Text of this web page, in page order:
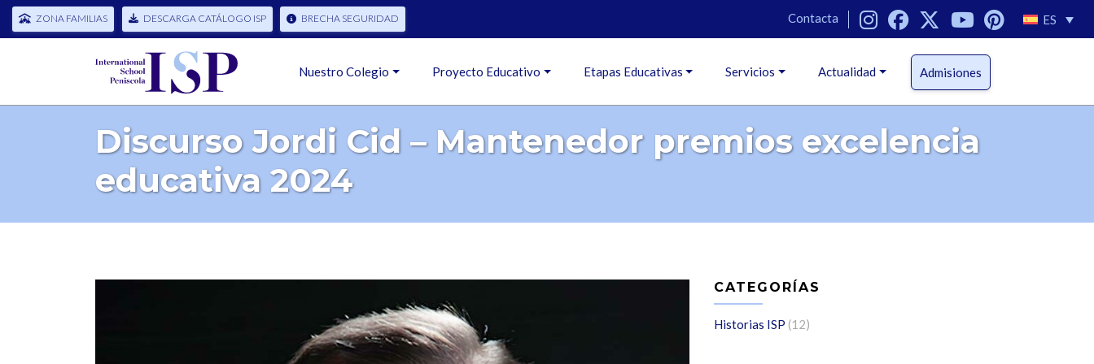
ZONA FAMILIAS DESCARGA CATÁLOGO ISP BRECHA SEGURIDAD Contacta ES
Nuestro Colegio Proyecto Educativo Etapas Educativas Servicios Actualidad Admisiones
Discurso Jordi Cid – Mantenedor premios excelencia
educativa 2024
CATEGORÍAS
Historias ISP (12)